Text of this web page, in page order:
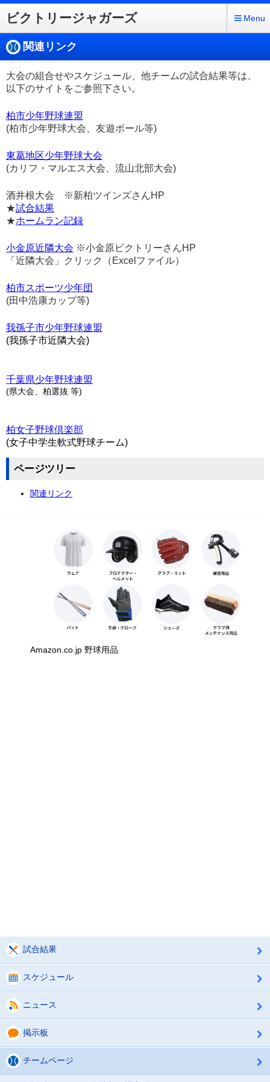
ビクトリージャガーズ Menu
関連リンク
大会の組合せやスケジュール、他チームの試合結果等は、
以下のサイトをご参照下さい。
柏市少年野球連盟
(柏市少年野球大会、友遊ボール等)
東葛地区少年野球大会
(カリフ・マルエス大会、流山北部大会)
酒井根大会 ※新柏ツインズさんHP
★試合結果
★ホームラン記録
小金原近隣大会 ※小金原ビクトリーさんHP
「近隣大会」クリック（Excelファイル）
柏市スポーツ少年団
(田中浩康カップ等)
我孫子市少年野球連盟
(我孫子市近隣大会)
千葉県少年野球連盟
(県大会、柏選抜 等)
柏女子野球倶楽部
(女子中学生軟式野球チーム)
ページツリー
関連リンク
Amazon.co.jp 野球用品
試合結果
スケジュール
ニュース
掲示板
チームページ